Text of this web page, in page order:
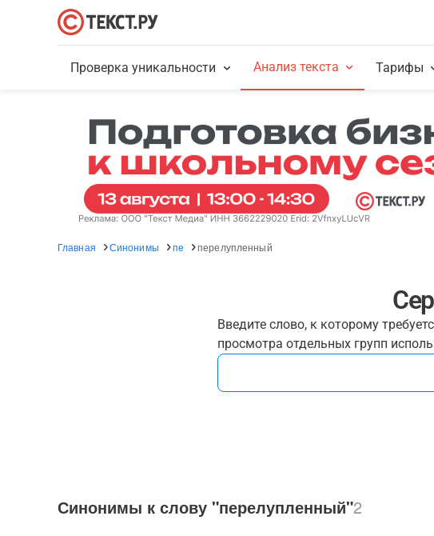
Проверка уникальности Анализ текста Тарифы
Главная Синонимы пе перелупленный
Введите слово, к которому
просмотра отдельных групп
Синонимы к слову "перелупленный"2